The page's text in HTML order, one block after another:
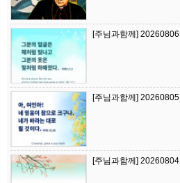
[주님과함께] 20260806
[주님과함께] 20260805
[주님과함께] 20260804